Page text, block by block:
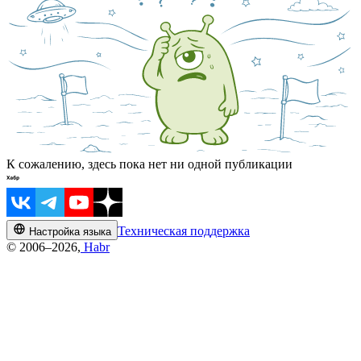
К сожалению, здесь пока нет ни одной публикации
Настройка языка Техническая поддержка
© 2006–2026, Habr